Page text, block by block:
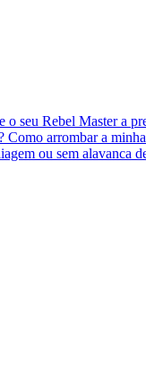
o seu Rebel Master a
Como arrombar a
ou sem alavanca